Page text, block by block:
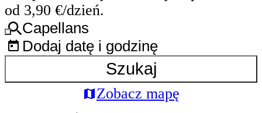
od 3,90 €/dzień.
Capellans
Dodaj datę i godzinę
Szukaj
Zobacz mapę